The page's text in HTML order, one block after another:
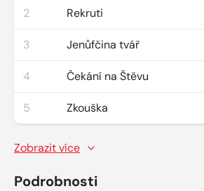
2 Rekruti
3 Jenůfčina tvář
4 Čekání na Štěvu
5 Zkouška
Zobrazit více
Podrobnosti